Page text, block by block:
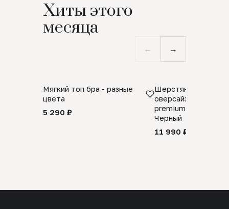
Хиты этого
месяца
← →
Мягкий топ бра - разные
цвета
5 290 ₽
Шерстяной свитер
оверсайз 100%
premium merino
Черный
11 990 ₽